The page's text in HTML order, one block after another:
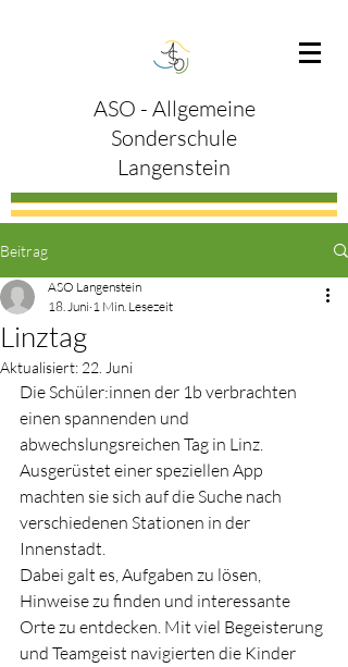
ASO - Allgemeine
Sonderschule
Langenstein
Beitrag
Linztag
ASO Langenstein
18. Juni 1 Min. Lesezeit
Aktualisiert: 22. Juni
Die Schüler:innen der 1b verbrachten
einen spannenden und
abwechslungsreichen Tag in Linz.
Ausgerüstet einer speziellen App
machten sie sich auf die Suche nach
verschiedenen Stationen in der
Innenstadt.
Dabei galt es, Aufgaben zu lösen,
Hinweise zu finden und interessante
Orte zu entdecken. Mit viel Begeisterung
und Teamgeist navigierten die Kinder